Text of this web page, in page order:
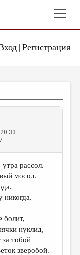
| Регистрация
рассол.
мосол.
болит,
нуклид,
за тобой
зверобой.